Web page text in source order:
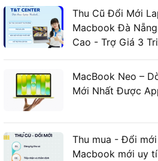
Thu Cũ Đổi Mới
Macbook Đà
Cao - Trợ Giá 3
Center
MacBook Neo –
Mới Nhất Được
Thu mua - Đổi
Macbook mới uy